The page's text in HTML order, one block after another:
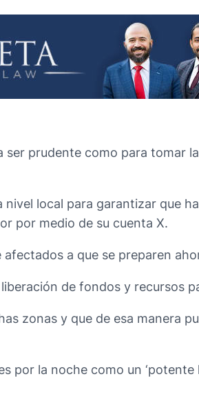
prudente como para tomar
local para garantizar que
por medio de su cuenta X.
a que se preparen
de fondos y recursos
zonas y que de esa manera
la noche como un